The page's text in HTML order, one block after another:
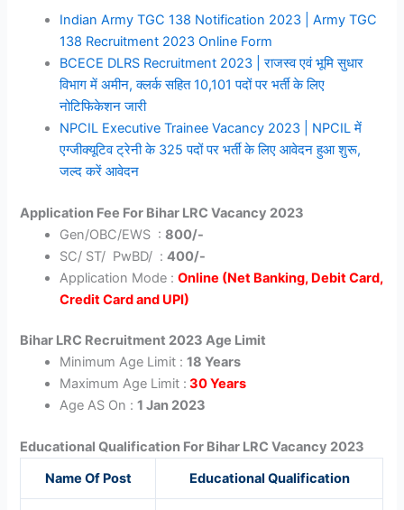
Indian Army TGC 138 Notification 2023 | Army TGC
138 Recruitment 2023 Online Form
BCECE DLRS Recruitment 2023 | राजस्व एवं भूमि सुधार
विभाग में अमीन, क्लर्क सहित 10,101 पदों पर भर्ती के लिए
नोटिफिकेशन जारी
NPCIL Executive Trainee Vacancy 2023 | NPCIL में
एग्जीक्यूटिव ट्रेनी के 325 पदों पर भर्ती के लिए आवेदन हुआ शुरू,
जल्द करें आवेदन
Application Fee For Bihar LRC Vacancy 2023
Gen/OBC/EWS :800/-
SC/ ST/ PwBD/ :400/-
Application Mode :Online (Net Banking, Debit Card,
Credit Card and UPI)
Bihar LRC Recruitment 2023 Age Limit
Minimum Age Limit :18 Years
Maximum Age Limit : 30 Years
Age AS On :1 Jan 2023
Educational Qualification For Bihar LRC Vacancy 2023
Name Of Post
Educational Qualification